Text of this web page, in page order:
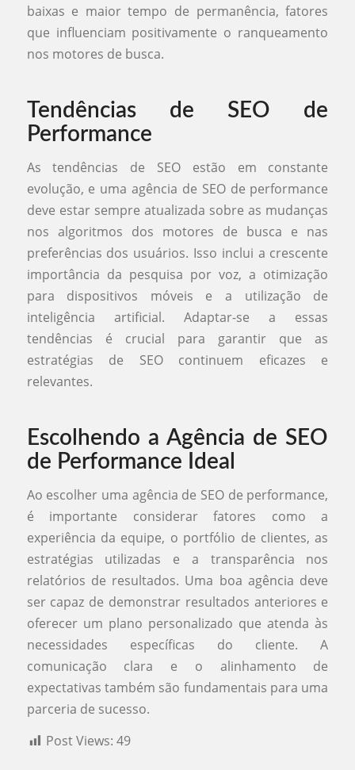
baixas e maior tempo de permanência, fatores
que influenciam positivamente o ranqueamento
nos motores de busca.
Tendências de SEO de
Performance
As tendências de SEO estão em constante
evolução, e uma agência de SEO de performance
deve estar sempre atualizada sobre as mudanças
nos algoritmos dos motores de busca e nas
preferências dos usuários. Isso inclui a crescente
importância da pesquisa por voz, a otimização
para dispositivos móveis e a utilização de
inteligência artificial. Adaptar-se a essas
tendências é crucial para garantir que as
estratégias de SEO continuem eficazes e
relevantes.
Escolhendo a Agência de SEO
de Performance Ideal
Ao escolher uma agência de SEO de performance,
é importante considerar fatores como a
experiência da equipe, o portfólio de clientes, as
estratégias utilizadas e a transparência nos
relatórios de resultados. Uma boa agência deve
ser capaz de demonstrar resultados anteriores e
oferecer um plano personalizado que atenda às
necessidades específicas do cliente. A
comunicação clara e o alinhamento de
expectativas também são fundamentais para uma
parceria de sucesso.
Post Views: 49